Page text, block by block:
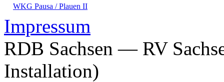
WKG Pausa / Plauen II
Impressum
RDB Sachsen — RV
Installation)